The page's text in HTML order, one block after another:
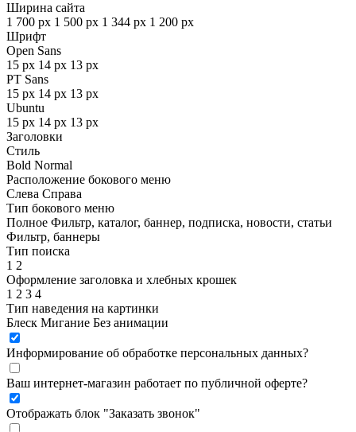
Ширина сайта
1 700 px 1 500 px 1 344 px 1 200 px
Шрифт
Open Sans
15 px 14 px 13 px
PT Sans
15 px 14 px 13 px
Ubuntu
15 px 14 px 13 px
Заголовки
Стиль
Bold Normal
Расположение бокового меню
Слева Справа
Тип бокового меню
Полное Фильтр, каталог, баннер, подписка, новости, статьи
Фильтр, баннеры
Тип поиска
1 2
Оформление заголовка и хлебных крошек
1 2 3 4
Тип наведения на картинки
Блеск Мигание Без анимации
Информирование об обработке персональных данных?
Ваш интернет-магазин работает по публичной оферте?
Отображать блок "Заказать звонок"